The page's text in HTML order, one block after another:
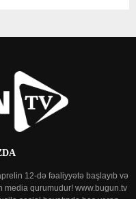
12-də fəaliyyətə başlayıb və
media qurumudur! www.bugun.tv